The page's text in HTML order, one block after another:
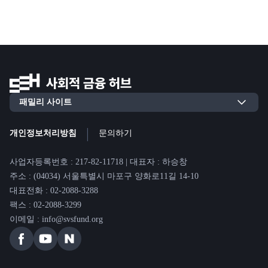
개인정보처리방침 | 문의하기
사업자등록번호 : 217-82-11718 | 대표자 : 하승창
주소 : (04034) 서울특별시 마포구 양화로11길 14-10
대표전화 : 02-2088-3288
팩스 : 02-2088-3299
이메일 : info@svsfund.org